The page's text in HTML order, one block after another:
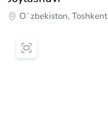
Oʻzbekiston, Toshkent